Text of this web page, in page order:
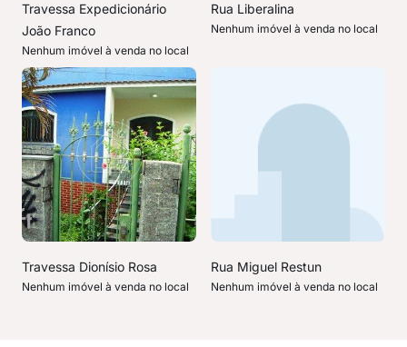
Travessa Expedicionário
João Franco
Nenhum imóvel à venda no local
Rua Liberalina
Nenhum imóvel à venda no local
Travessa Dionísio Rosa
Nenhum imóvel à venda no local
Rua Miguel Restun
Nenhum imóvel à venda no local